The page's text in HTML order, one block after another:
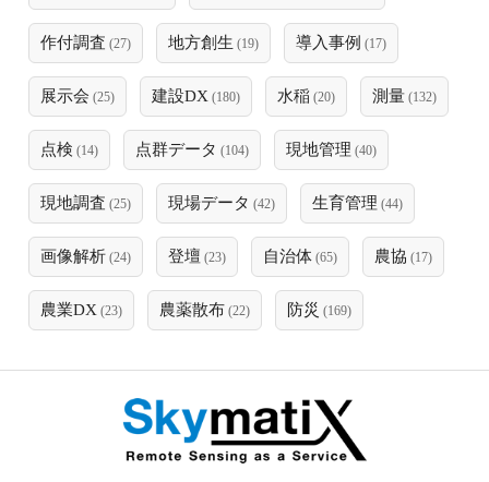
作付調査 (27) 地方創生 (19) 導入事例 (17)
展示会 (25) 建設DX (180) 水稲 (20) 測量 (132)
点検 (14) 点群データ (104) 現地管理 (40)
現地調査 (25) 現場データ (42) 生育管理 (44)
画像解析 (24) 登壇 (23) 自治体 (65) 農協 (17)
農業DX (23) 農薬散布 (22) 防災 (169)